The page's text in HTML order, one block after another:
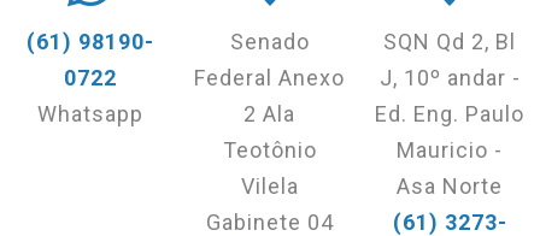
(61) 98190-
0722
Whatsapp
Senado
Federal Anexo
2 Ala
Teotônio
Vilela
Gabinete 04
SQN Qd 2, Bl
J, 10º andar -
Ed. Eng. Paulo
Mauricio -
Asa Norte
(61) 3273-